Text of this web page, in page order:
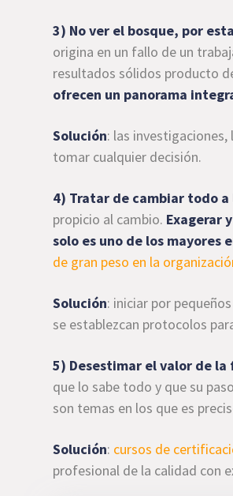
3) No ver el bosque, por
origina en un fallo de un
resultados sólidos producto
ofrecen un panorama
Solución: las
tomar cualquier decisión.
4) Tratar de cambiar todo a
propicio al cambio. Exagerar
solo es uno de los mayores
de gran peso en la
Solución: iniciar por
se establezcan protocolos
5) Desestimar el valor de la
que lo sabe todo y que su
son temas en los que es
Solución: cursos de
profesional de la calidad con